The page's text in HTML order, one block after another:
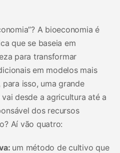
A bioeconomia é
que se baseia em
para transformar
em modelos mais
isso, uma grande
desde a agricultura até a
dos recursos
Aí vão quatro:
um método de cultivo que